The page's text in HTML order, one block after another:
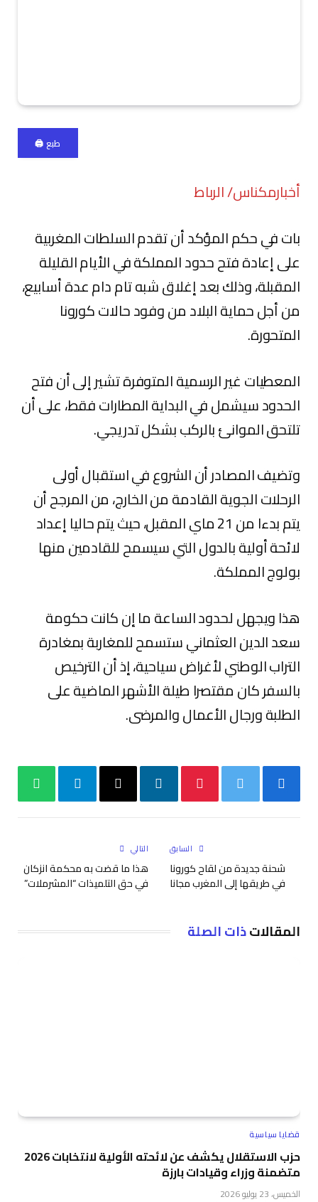
طبع 🖨
أخبارمكناس/ الرباط
بات في حكم المؤكد أن تقدم السلطات المغربية
على إعادة فتح حدود المملكة في الأيام القليلة
المقبلة، وذلك بعد إغلاق شبه تام دام عدة أسابيع،
من أجل حماية البلاد من وفود حالات كورونا
المتحورة.
المعطيات غير الرسمية المتوفرة تشير إلى أن فتح
الحدود سيشمل في البداية المطارات فقط، على أن
تلتحق الموانئ بالركب بشكل تدريجي.
وتضيف المصادر أن الشروع في استقبال أولى
الرحلات الجوية القادمة من الخارج، من المرجح أن
يتم بدءا من 21 ماي المقبل، حيث يتم حاليا إعداد
لائحة أولية بالدول التي سيسمح للقادمين منها
بولوج المملكة.
هذا ويجهل لحدود الساعة ما إن كانت حكومة
سعد الدين العثماني ستسمح للمغاربة بمغادرة
التراب الوطني لأغراض سياحية، إذ أن الترخيص
بالسفر كان مقتصرا طيلة الأشهر الماضية على
الطلبة ورجال الأعمال والمرضى.
السابق
شحنة جديدة من لقاح كورونا
في طريقها إلى المغرب مجانا
التالي
هذا ما قضت به محكمة انزكان
في حق التلميذات “المشرملات”
المقالاتذات الصلة
قضايا سياسية
حزب الاستقلال يكشف عن لائحته الأولية لانتخابات 2026
متضمنة وزراء وقيادات بارزة
الخميس، 23 يوليو 2026